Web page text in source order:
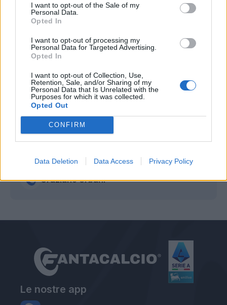
I want to opt-out of the Sale of my
Personal Data.
Opted In
I want to opt-out of processing my
Personal Data for Targeted Advertising.
Opted In
I want to opt-out of Collection, Use,
Retention, Sale, and/or Sharing of my
Personal Data that Is Unrelated with the
Purposes for which it was collected.
Opted Out
CONFIRM
Data Deletion Data Access Privacy Policy
Autore
Graziano Urbani
Le nostre app